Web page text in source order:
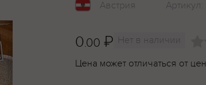
Австрия Артикул:
0.00 ₽ Нет в наличии
Цена может отличаться от